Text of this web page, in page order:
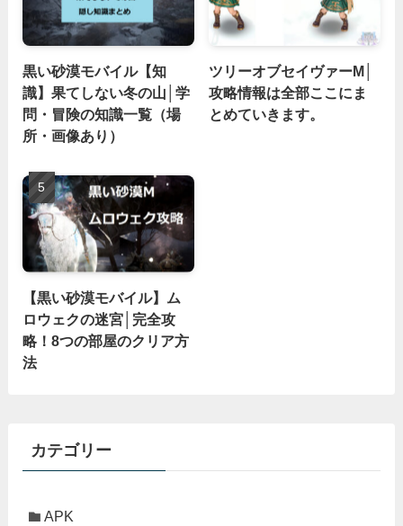
黒い砂漠モバイル【知
識】果てしない冬の山│学
問・冒険の知識一覧（場
所・画像あり）
ツリーオブセイヴァーM│
攻略情報は全部ここにま
とめていきます。
【黒い砂漠モバイル】ム
ロウェクの迷宮│完全攻
略！8つの部屋のクリア方
法
カテゴリー
APK